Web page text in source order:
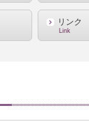
リンク
Link